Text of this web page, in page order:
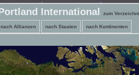
International zum
nach Allianzen nach Staaten nach Kontinenten